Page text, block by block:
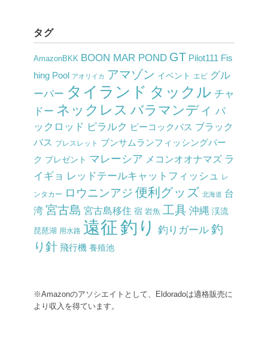
タグ
AmazonBKK BOON MAR POND GT Pilot111 Fis
hing Pool アオリイカ アマゾン イベント エビ グル
ーパー タイランド タックル チャ
ドー ネックレス バラマンディ パ
ックロッド ピラルク ピーコックバス ブラック
バス ブレスレット ブンサムランフィッシングパー
ク プレゼント マレーシア メコンオオナマズ ラ
イギョ レッドテールキャットフィッシュ レ
ンタカー ロウニンアジ 便利グッズ 北海道 台
湾 宮古島 宮古島移住 宿 岩魚 工具 沖縄 渓流
琵琶湖 用水路 遠征釣り 釣りガール 釣
り針 飛行機 養殖池
※Amazonのアソシエイトとして、Eldoradoは適格販売に
より収入を得ています。